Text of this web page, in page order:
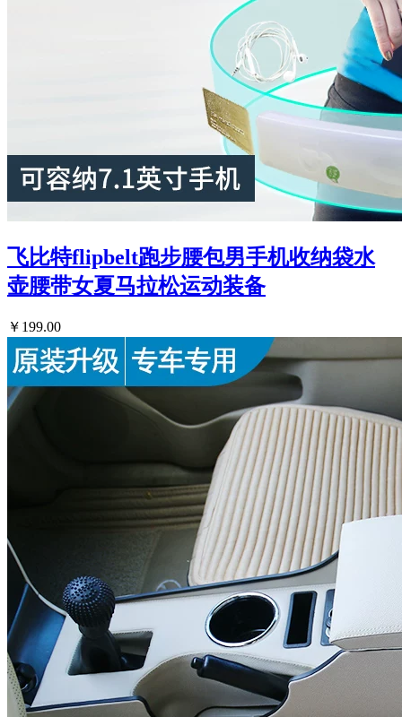
飞比特flipbelt跑步腰包男手机收纳袋水
壶腰带女夏马拉松运动装备
￥199.00